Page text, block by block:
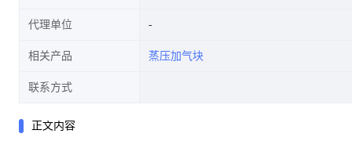
代理单位
相关产品 蒸压加气块
联系方式
正文内容